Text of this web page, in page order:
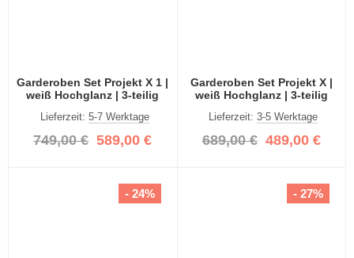
Garderoben Set Projekt X 1 |
weiß Hochglanz | 3-teilig
Lieferzeit: 5-7 Werktage
749,00 € 589,00 €
Garderoben Set Projekt X |
weiß Hochglanz | 3-teilig
Lieferzeit:3-5 Werktage
689,00 € 489,00 €
- 24% - 27%